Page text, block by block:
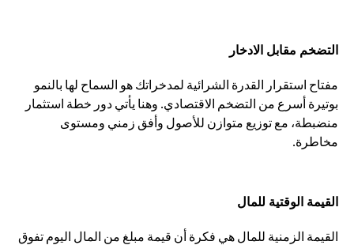
التضخم مقابل الادخار
مفتاح استقرار القدرة الشرائية لمدخراتك هو السماح لها بالنمو
بوتيرة أسرع من التضخم الاقتصادي. وهنا يأتي دور خطة استثمار
منضبطة، مع توزيع متوازن للأصول وأفق زمني ومستوى
مخاطرة.
القيمة الوقتية للمال
القيمة الزمنية للمال هي فكرة أن قيمة مبلغ من المال اليوم تفوق